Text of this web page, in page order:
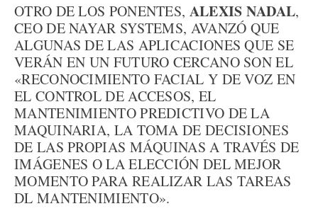
OTRO DE LOS PONENTES, ALEXIS NADAL,
CEO DE NAYAR SYSTEMS, AVANZÓ QUE
ALGUNAS DE LAS APLICACIONES QUE SE
VERÁN EN UN FUTURO CERCANO SON EL
«RECONOCIMIENTO FACIAL Y DE VOZ EN
EL CONTROL DE ACCESOS, EL
MANTENIMIENTO PREDICTIVO DE LA
MAQUINARIA, LA TOMA DE DECISIONES
DE LAS PROPIAS MÁQUINAS A TRAVÉS DE
IMÁGENES O LA ELECCIÓN DEL MEJOR
MOMENTO PARA REALIZAR LAS TAREAS
DL MANTENIMIENTO».